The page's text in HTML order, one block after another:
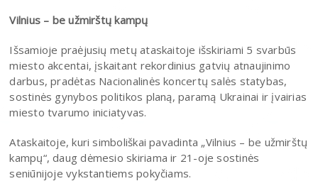
Vilnius – be užmirštų kampų
Išsamioje praėjusių metų ataskaitoje išskiriami 5 svarbūs
miesto akcentai, įskaitant rekordinius gatvių atnaujinimo
darbus, pradėtas Nacionalinės koncertų salės statybas,
sostinės gynybos politikos planą, paramą Ukrainai ir įvairias
miesto tvarumo iniciatyvas.
Ataskaitoje, kuri simboliškai pavadinta „Vilnius – be užmirštų
kampų“, daug dėmesio skiriama ir 21-oje sostinės
seniūnijoje vykstantiems pokyčiams.